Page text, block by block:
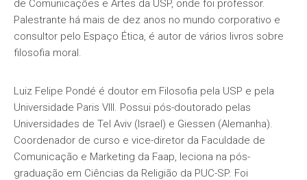
de Comunicações e Artes da USP, onde foi professor.
Palestrante há mais de dez anos no mundo corporativo e
consultor pelo Espaço Ética, é autor de vários livros sobre
filosofia moral.
Luiz Felipe Pondé é doutor em Filosofia pela USP e pela
Universidade Paris VIII. Possui pós-doutorado pelas
Universidades de Tel Aviv (Israel) e Giessen (Alemanha).
Coordenador de curso e vice-diretor da Faculdade de
Comunicação e Marketing da Faap, leciona na pós-
graduação em Ciências da Religião da PUC-SP. Foi